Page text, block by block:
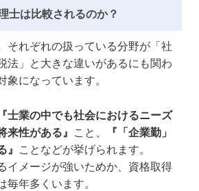
士は比較されるのか？
それぞれの扱っている分野が「社
法」と大きな違いがあるにも関わ
象になっています。
『士業の中でも社会におけるニーズ
来性がある』 こと、
『「企業勤」
』
ことなどが挙げられます。
イメージが強いためか、資格取得
毎年多くいます。